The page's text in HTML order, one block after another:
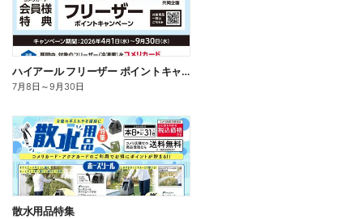
ハイアール フリーザー ポイントキャンペーン
7月8日 ～9月30日
散水用品特集